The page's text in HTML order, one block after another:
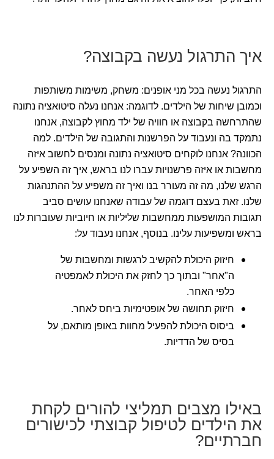
איך התרגול נעשה בקבוצה?
התרגול נעשה בכל מני אופנים: משחק, משימות משותפות
וכמובן שיחות של הילדים. לדוגמה: אנחנו נעלה סיטואציה נתונה
שהתרחשה בקבוצה או חוויה של ילד מחוץ לקבוצה, אנחנו
נתמקד בה ונעבוד על הפרשנות והתגובה של הילדים. למה
הכוונה? אנחנו לוקחים סיטואציה נתונה ומנסים לחשוב איזה
מחשבות או איזה פרשנויות עברו לנו בראש, איך זה השפיע על
הרגש שלנו, מה זה מעורר בנו ואיך זה משפיע על ההתנהגות
שלנו. זאת בעצם דוגמה של עבודה שאנחנו עושים סביב
תגובות המושפעות ממחשבות שליליות או חיוביות שעוברות לנו
בראש ומשפיעות עלינו. בנוסף, אנחנו נעבוד על:
חיזוק היכולת להקשיב לרגשות ומחשבות של
ה"אחר" ובתוך כך לחזק את היכולת לאמפטיה
כלפי האחר.
חיזוק תחושה של אופטימיות ביחס לאחר.
ביסוס היכולת להפעיל מחוות באופן מותאם, על
בסיס של הדדיות.
באילו מצבים תמליצי להורים לקחת
את הילדים לטיפול קבוצתי לכישורים
חברתיים?